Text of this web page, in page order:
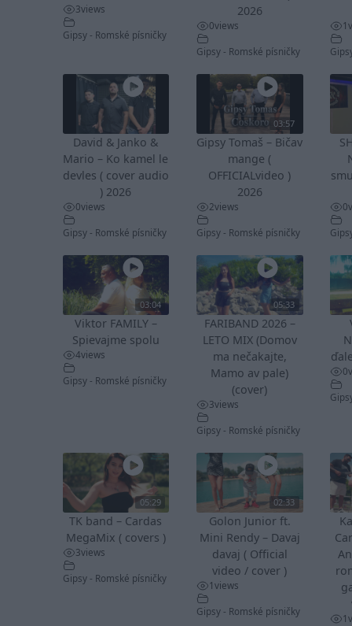
3views
Gipsy - Romské písničky
2026
0views
Gipsy - Romské písničky
1
David & Janko &
Mario – Ko kamel le
devles ( cover audio
) 2026
0views
Gipsy - Romské písničky
03:57
Gipsy Tomaš – Bičav
mange (
OFFICIALvideo )
2026
2views
Gipsy - Romské písničky
0
03:04
Viktor FAMILY –
Spievajme spolu
4views
Gipsy - Romské písničky
05:33
FARIBAND 2026 –
LETO MIX (Domov
ma nečakajte,
Mamo av pale)
(cover)
3views
Gipsy - Romské písničky
0
05:29
TK band – Cardas
MegaMix ( covers )
3views
Gipsy - Romské písničky
02:33
Golon Junior ft.
Mini Rendy – Davaj
davaj ( Official
video / cover )
1views
Gipsy - Romské písničky
1